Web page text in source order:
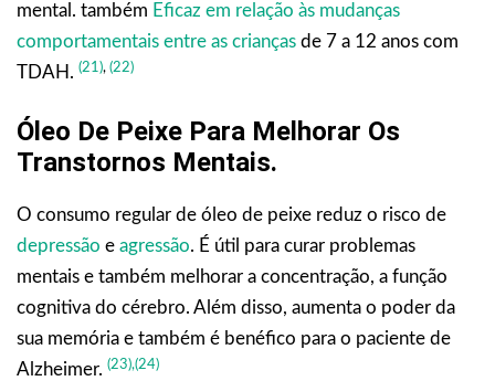
mental. também Eficaz em relação às mudanças
comportamentais entre as crianças de 7 a 12 anos com
TDAH. (21), (22)
Óleo De Peixe Para Melhorar Os
Transtornos Mentais.
O consumo regular de óleo de peixe reduz o risco de
depressão e agressão. É útil para curar problemas
mentais e também melhorar a concentração, a função
cognitiva do cérebro. Além disso, aumenta o poder da
sua memória e também é benéfico para o paciente de
Alzheimer. (23),(24)